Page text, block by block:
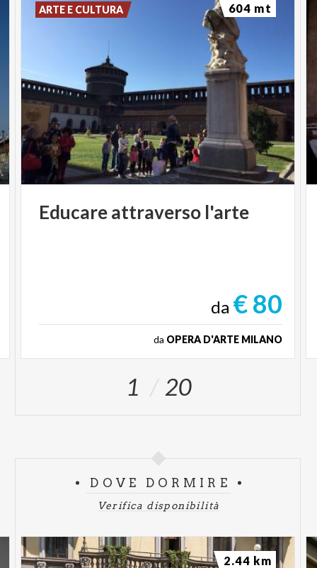
Educareattraverso l'arte
da € 80
da OPERA D'ARTE MILANO
ARTE E CULTURA 604 mt
1 20
DOVE DORMIRE
Verifica disponibilità
2.44 km